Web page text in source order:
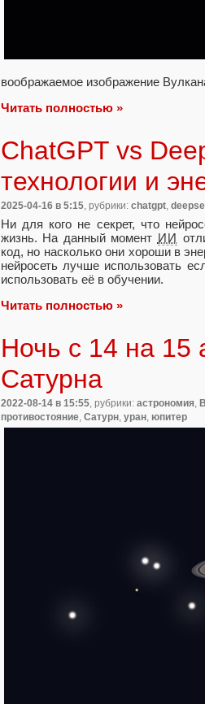
воображаемое изображение
Читать полностью »
ChatGPT vs
технологии и
2025-04-16 в 5:15, рубрики: chatgpt,
Ни для кого не секрет, что
жизнь. На данный момент ИИ
код, но насколько они хороши в
нейросеть лучше использовать
использовать её в обучении.
Читать полностью »
Ночь с 14 на 15
Сатурна
2022-08-14 в 15:55, рубрики: астрономия,
противостояние, Сатурн, уран, юпитер